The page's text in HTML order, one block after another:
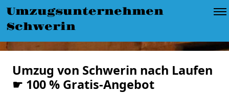
Umzugsunternehmen
Schwerin
Umzug von Schwerin nach Laufen
☛ 100 % Gratis-Angebot